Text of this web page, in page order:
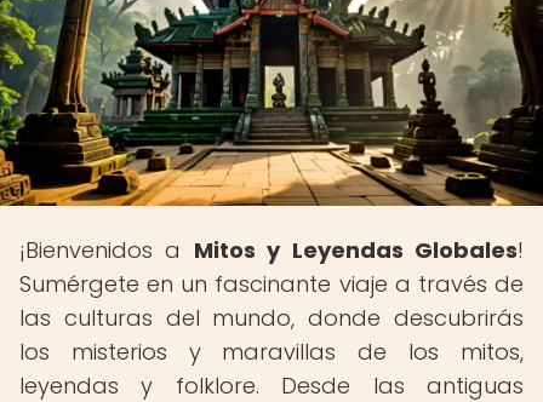
¡Bienvenidos a Mitos y Leyendas Globales!
Sumérgete en un fascinante viaje a través de
las culturas del mundo, donde descubrirás
los misterios y maravillas de los mitos,
leyendas y folklore. Desde las antiguas